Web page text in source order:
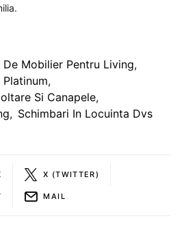
Mobilier Pentru Living,
,
Si Canapele,
, Schimbari In Locuinta Dvs
X (TWITTER)
MAIL